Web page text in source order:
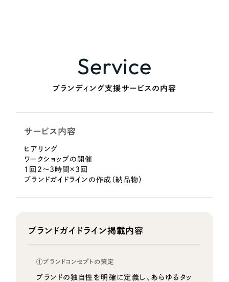
Service
ブランディング支援サービスの内容
サービス内容
ヒアリング
ワークショップの開催
1回2～3時間×3回
ブランドガイドラインの作成（納品物）
ブランドガイドライン掲載内容
①ブランドコンセプトの策定
ブランドの独自性を明確に定義し、あらゆるタッ